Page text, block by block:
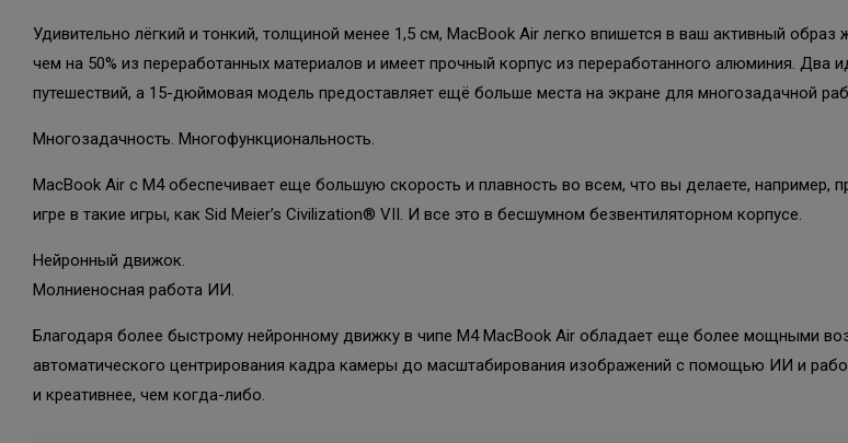
Удивительно лёгкий и тонкий, толщиной менее 1,5 см, MacBook Air легко впишется в ваш активный
чем на 50% из переработанных материалов и имеет прочный корпус из переработанного алюминия.
путешествий, а 15-дюймовая модель предоставляет ещё больше места на экране для многозадачной
Многозадачность. Многофункциональность.
MacBook Air с M4 обеспечивает еще большую скорость и плавность во всем, что вы делаете,
игре в такие игры, как Sid Meier’s Civilization® VII. И все это в бесшумном безвентиляторном корпусе.
Нейронный движок.
Молниеносная работа ИИ.
Благодаря более быстрому нейронному движку в чипе M4 MacBook Air обладает еще более мощными
автоматического центрирования кадра камеры до масштабирования изображений с помощью ИИ и
и креативнее, чем когда-либо.